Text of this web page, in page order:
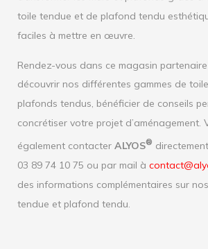
toile tendue et de plafond tendu
faciles à mettre en œuvre.
Rendez-vous dans ce magasin partenaire
découvrir nos différentes gammes de
plafonds tendus, bénéficier de conseils
concrétiser votre projet d’aménagement.
également contacter ALYOS®
03 89 74 10 75 ou par mail à
des informations complémentaires sur
tendue et plafond tendu.